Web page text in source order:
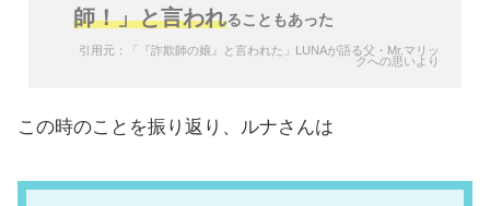
師！」と言われることもあった
引用元：「『詐欺師の娘』と言われた」LUNAが語る父・Mr.マリッ
クへの思いより
この時のことを振り返り、ルナさんは